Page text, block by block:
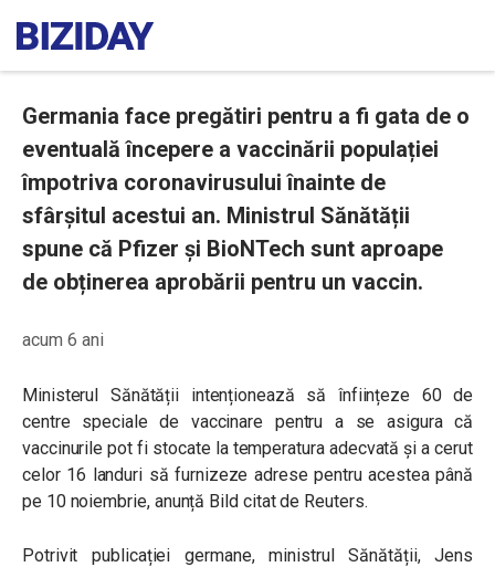
Germania face pregătiri pentru a fi gata de o
eventuală începere a vaccinării populației
împotriva coronavirusului înainte de
sfârșitul acestui an. Ministrul Sănătății
spune că Pfizer și BioNTech sunt aproape
de obținerea aprobării pentru un vaccin.
acum 6 ani
Ministerul Sănătății intenționează să înființeze 60 de
centre speciale de vaccinare pentru a se asigura că
vaccinurile pot fi stocate la temperatura adecvată și a cerut
celor 16 landuri să furnizeze adrese pentru acestea până
pe 10 noiembrie, anunță Bild citat de Reuters.
Potrivit publicației germane, ministrul Sănătății, Jens